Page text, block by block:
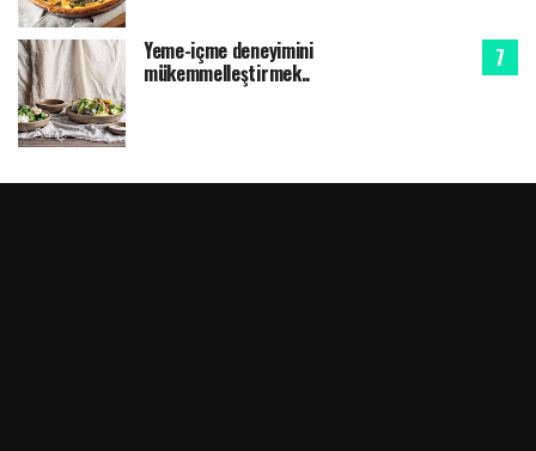
Yeme-içme deneyimini
mükemmelleştirmek..